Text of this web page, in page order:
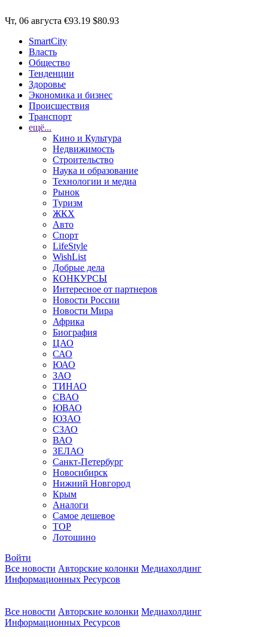
Чт, 06 августа €93.19 $80.93
SmartCity
Власть
Общество
Тенденции
Здоровье
Экономика и бизнес
Происшествия
Транспорт
ещё...
Кино и Культура
Недвижимость
Строительство
Наука и образование
Технологии и медиа
Рынок
Туризм
ЖКХ
Авто
Спорт
LifeStyle
WishList
Добрые дела
КОНКУРСЫ
Интересное от партнеров
Новости России
Новости Мира
Африка
Биография
ЦАО
САО
ЮАО
ЗАО
ТИНАО
СВАО
ЮВАО
ЮЗАО
СЗАО
ВАО
ЗЕЛАО
Санкт-Петербург
Новосибирск
Нижний Новгород
Крым
Аналоги
Самое дешевое
TOP
Лотошино
Войти
Все новости Авторские колонки Медиахолдинг
Информационных Ресурсов
Все новости Авторские колонки Медиахолдинг
Информационных Ресурсов